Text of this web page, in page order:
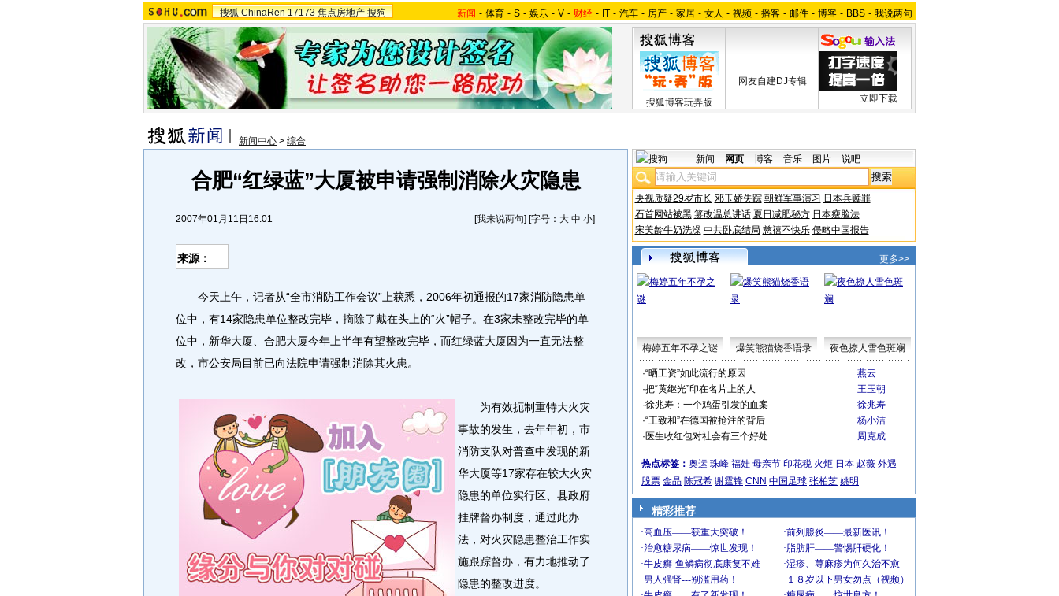
搜狐 ChinaRen 17173 焦点房地产 搜狗 新闻 - 体育 - S - 娱乐 - V - 财经 - IT - 汽车 - 房产 - 家居 - 女人 - 视频 - 播客 - 邮件 - 博客 - BBS - 我说两句
搜狐博客玩弄版
网友自建DJ专辑
立即下载
新闻中心 > 综合
合肥“红绿蓝”大厦被申请强制消除火灾隐患
2007年01月11日16:01 [我来说两句] [字号： 大 中 小]
来源：
今天上午，记者从“全市消防工作会议”上获悉，2006年初通报的17家消防隐患单
位中，有14家隐患单位整改完毕，摘除了戴在头上的“火”帽子。在3家未整改完毕的单
位中，新华大厦、合肥大厦今年上半年有望整改完毕，而红绿蓝大厦因为一直无法整
改，市公安局目前已向法院申请强制消除其火患。
为有效扼制重特大火灾
事故的发生，去年年初，市
消防支队对普查中发现的新
华大厦等17家存在较大火灾
隐患的单位实行区、县政府
挂牌督办制度，通过此办
法，对火灾隐患整治工作实
施跟踪督办，有力地推动了
隐患的整改进度。
新闻 网页 博客 音乐 图片 说吧
央视质疑29岁市长 邓玉娇失踪 朝鲜军事演习 日本兵赎罪
石首网站被黑 篡改温总讲话 夏日减肥秘方 日本瘦脸法
宋美龄牛奶洗澡 中共卧底结局 慈禧不快乐 侵略中国报告
更多>>
梅婷五年不孕之谜 爆笑熊猫烧香语录 夜色撩人雪色斑斓
·“晒工资”如此流行的原因
燕云
·把“黄继光”印在名片上的人
王玉朝
·徐兆寿：一个鸡蛋引发的血案
徐兆寿
·“王致和”在德国被抢注的背后
杨小洁
· 医生收红包对社会有三个好处 周克成
热点标签： 奥运 珠峰 福娃 母亲节 印花税 火炬 日本 赵薇 外遇
股票 金晶 陈冠希 谢霆锋 CNN 中国足球 张柏芝 姚明
精彩推荐